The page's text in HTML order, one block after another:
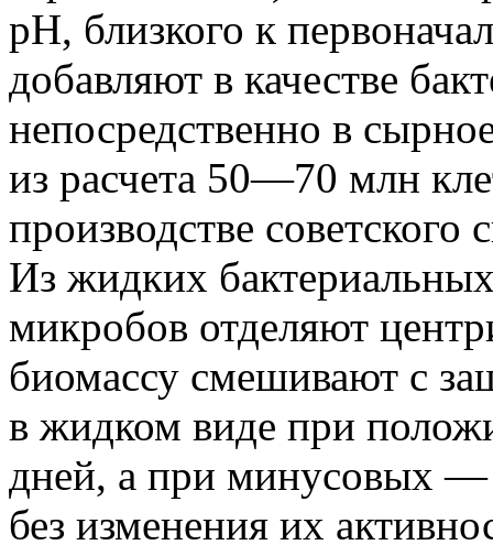
pH, близкого к
добавляют в качестве
непосредственно в
из расчета 50—70 млн
производстве советского
Из жидких
микробов отделяют
биомассу смешивают с
в жидком виде при
дней, а при минусовых —
без изменения их